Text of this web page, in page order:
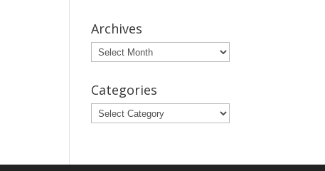
Archives
Archives
Categories
Categories